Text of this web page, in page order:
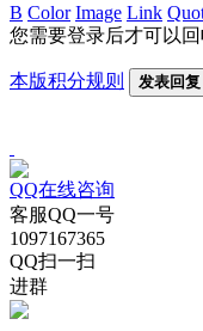
B Color Image Link
您需要登录后才可以
本版积分规则 发表回复
QQ在线咨询
客服QQ一号
1097167365
QQ扫一扫
进群